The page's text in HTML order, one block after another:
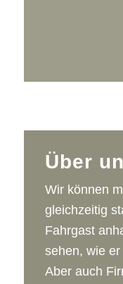
Über
Wir können
gleichzeitig
Fahrgast
sehen, wie
Aber auch